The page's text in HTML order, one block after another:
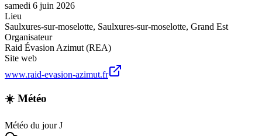
samedi 6 juin 2026
Lieu
Saulxures-sur-moselotte, Saulxures-sur-moselotte, Grand Est
Organisateur
Raid Évasion Azimut (REA)
Site web
www.raid-evasion-azimut.fr
☀️ Météo
Météo du jour J